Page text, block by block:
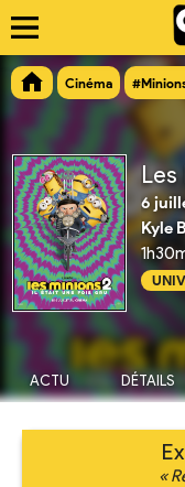
Cinéma
6
Kyle
ACTU DÉTAILS
«